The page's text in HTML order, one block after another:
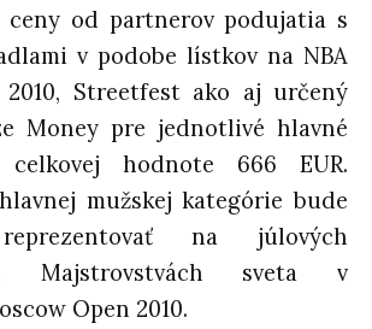
od partnerov podujatia s
v podobe lístkov na NBA
Streetfest ako aj určený
Money pre jednotlivé hlavné
hodnote 666 EUR.
mužskej kategórie bude
na júlových
Majstrovstvách sveta v
Open 2010.